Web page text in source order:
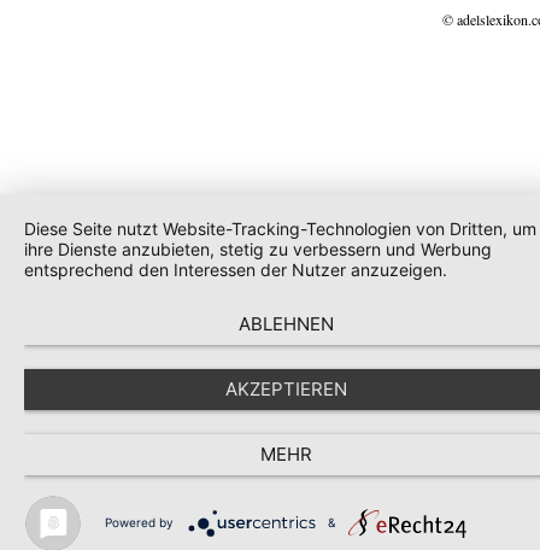
©
Diese Seite nutzt Website-Tracking-Technologien von Dritten, um
ihre Dienste anzubieten, stetig zu verbessern und Werbung
entsprechend den Interessen der Nutzer anzuzeigen.
ABLEHNEN
AKZEPTIEREN
MEHR
Powered by &